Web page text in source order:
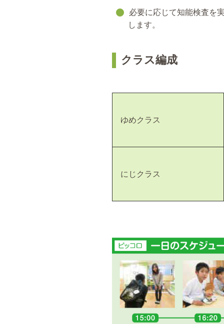
必要に応じて知能検査を
します。
クラス編成
ゆめクラス
にじクラス